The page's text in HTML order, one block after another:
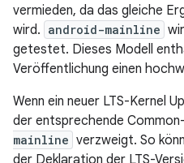
vermieden, da das gleiche
wird. android-mainline
getestet. Dieses Modell
Veröffentlichung einen
Wenn ein neuer LTS-Kernel
der entsprechende
mainline verzweigt. So
der Deklaration der LTS-